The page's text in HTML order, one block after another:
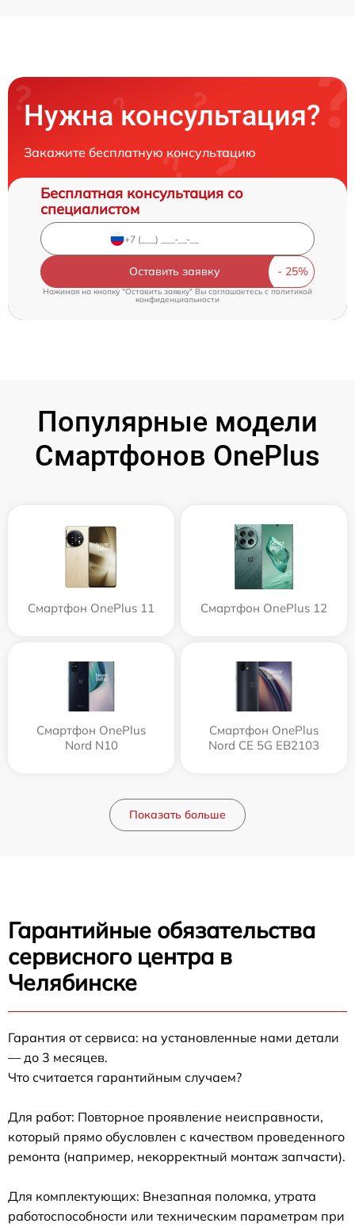
Нужна консультация?
Закажите бесплатную консультацию
Бесплатная консультация со
специалистом
Оставить заявку
Нажимая на кнопку "Оставить заявку" Вы соглашаетесь c политикой
конфиденциальности
Популярные модели
Смартфонов OnePlus
Смартфон OnePlus 11 Смартфон OnePlus 12
Смартфон OnePlus
Nord N10
Смартфон OnePlus
Nord CE 5G EB2103
Показать больше
Гарантийные обязательства
сервисного центра в
Челябинске
Гарантия от сервиса: на установленные нами детали
— до 3 месяцев.
Что считается гарантийным случаем?
Для работ: Повторное проявление неисправности,
который прямо обусловлен с качеством проведенного
ремонта (например, некорректный монтаж запчасти).
Для комплектующих: Внезапная поломка, утрата
работоспособности или техническим параметрам при